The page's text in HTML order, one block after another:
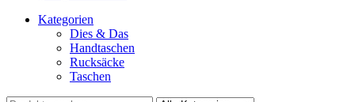
Kategorien
Dies & Das
Handtaschen
Rucksäcke
Taschen